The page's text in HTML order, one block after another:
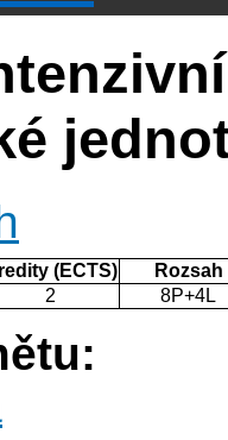
(ECTS)
Rozsah
2 8P+4L